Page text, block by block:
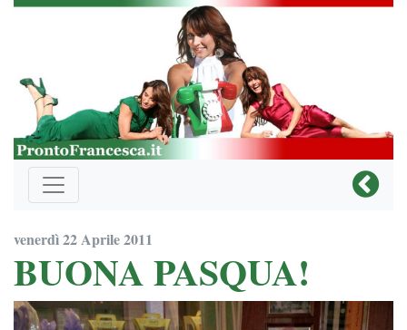
venerdì 22 Aprile 2011
BUONA PASQUA!